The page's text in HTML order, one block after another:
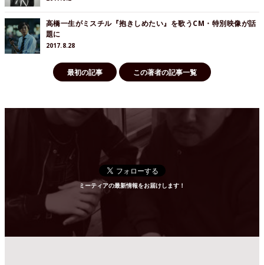
高橋一生がミスチル『抱きしめたい』を歌うCM・特別映像が話
題に
2017.8.28
最初の記事 この著者の記事一覧
ミーティアの最新情報をお届けします！